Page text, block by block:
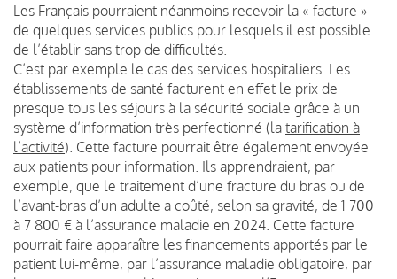
Les Français pourraient néanmoins recevoir la « facture »
de quelques services publics pour lesquels il est possible
de l’établir sans trop de difficultés.
C’est par exemple le cas des services hospitaliers. Les
établissements de santé facturent en effet le prix de
presque tous les séjours à la sécurité sociale grâce à un
système d’information très perfectionné (la tarification à
l’activité). Cette facture pourrait être également envoyée
aux patients pour information. Ils apprendraient, par
exemple, que le traitement d’une fracture du bras ou de
l’avant-bras d’un adulte a coûté, selon sa gravité, de 1 700
à 7 800 € à l’assurance maladie en 2024. Cette facture
pourrait faire apparaître les financements apportés par le
patient lui-même, par l’assurance maladie obligatoire, par